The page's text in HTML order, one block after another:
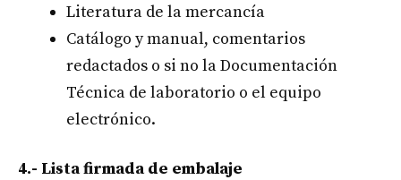
Literatura de la mercancía
Catálogo y manual, comentarios
redactados o si no la Documentación
Técnica de laboratorio o el equipo
electrónico.
4.- Lista firmada de embalaje